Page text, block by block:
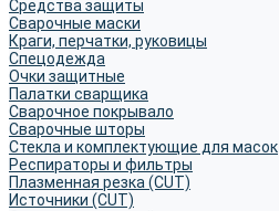
Средства защиты
Сварочные маски
Краги, перчатки, руковицы
Спецодежда
Очки защитные
Палатки сварщика
Сварочное покрывало
Сварочные шторы
Стекла и комплектующие для масок
Респираторы и фильтры
Плазменная резка (CUT)
Источники (CUT)